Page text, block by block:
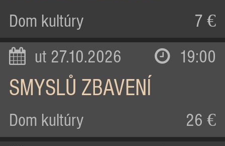
Dom kultúry 7 €
ut 27.10.2026 19:00
SMYSLŮ ZBAVENÍ
Dom kultúry 26 €